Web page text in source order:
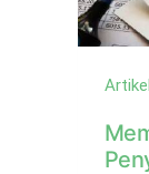
Artikel